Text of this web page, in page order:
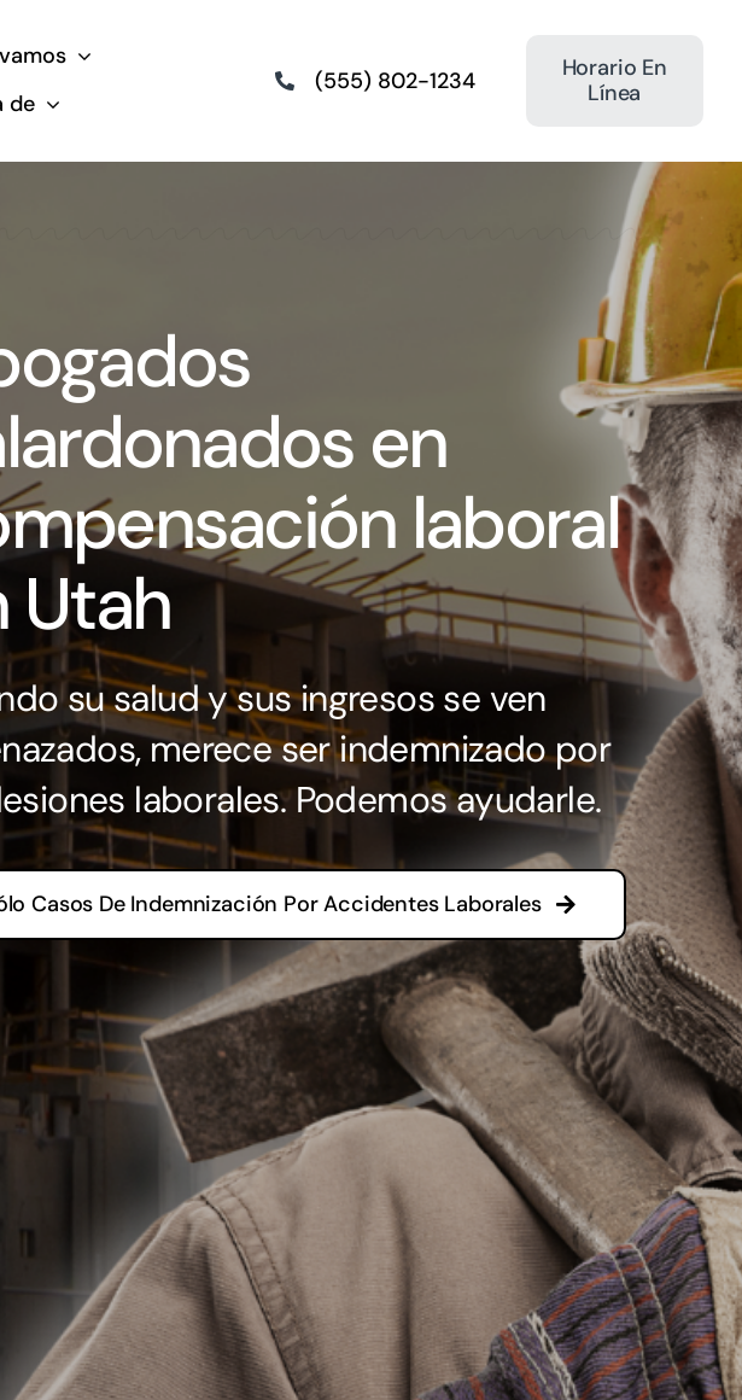
de
(555) 802-1234
Horario En
Línea
en
laboral
Utah
su salud y sus ingresos se ven
merece ser indemnizado por
laborales. Podemos ayudarle.
Casos De Indemnización Por Accidentes Laborales